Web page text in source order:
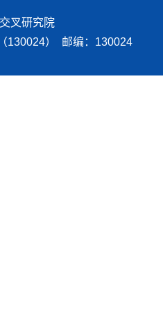
叉研究院
130024） 邮编：130024